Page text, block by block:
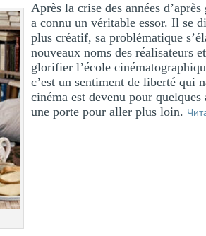
Après la crise des années
a connu un véritable essor. Il se
plus créatif, sa problématique
nouveaux noms des réalisateurs
glorifier l’école
c’est un sentiment de liberté qui
cinéma est devenu pour
une porte pour aller plus loin.